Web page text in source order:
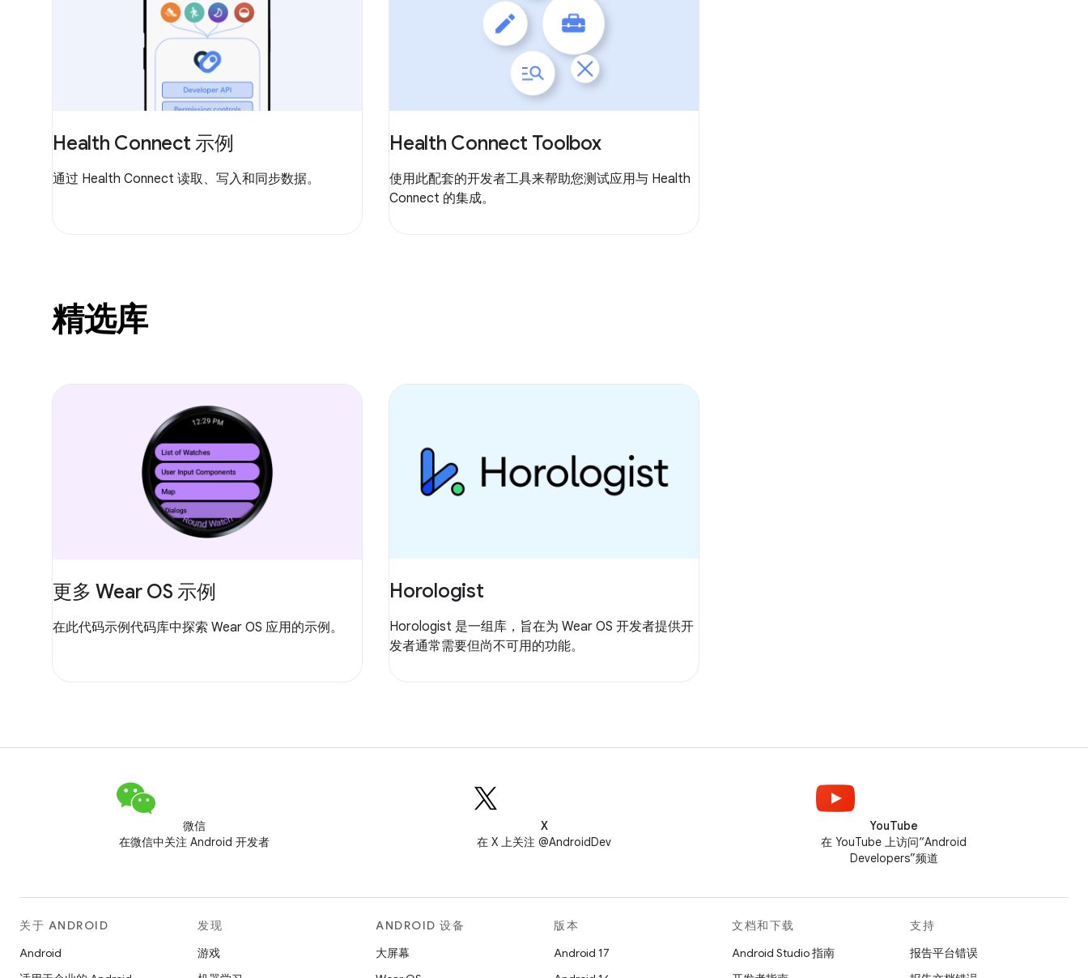
Health Connect 示例
通过 Health Connect 读取、写入和同步数据。
Health Connect Toolbox
使用此配套的开发者工具来帮助您测试应用与 Health
Connect 的集成。
精选库
更多 Wear OS 示例
在此代码示例代码库中探索 Wear OS 应用的示例。
Horologist
Horologist 是一组库，旨在为 Wear OS 开发者提供开
发者通常需要但尚不可用的功能。
微信
在微信中关注 Android 开发者
X
在 X 上关注 @AndroidDev
YouTube
在 YouTube 上访问“Android
Developers”频道
关于 ANDROID
Android
发现
游戏
ANDROID 设备
大屏幕
版本
Android 17
文档和下载
Android Studio 指南
支持
报告平台错误